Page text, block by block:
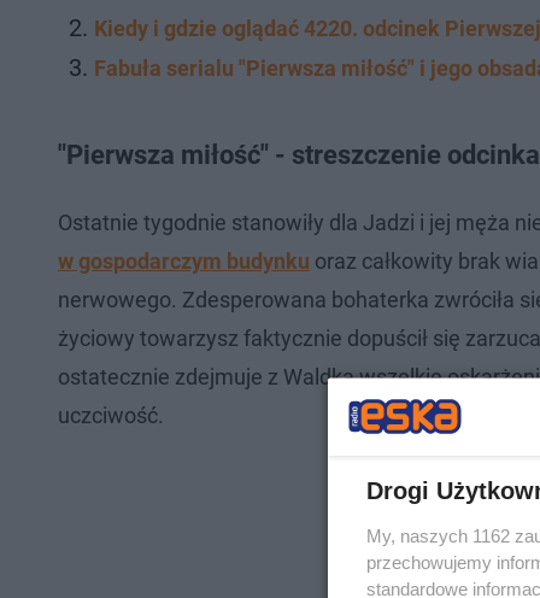
Kiedy i gdzie oglądać 4220. odcinek
Fabuła serialu "Pierwsza miłość" i jego
"Pierwsza miłość" - streszczenie
Ostatnie tygodnie stanowiły dla Jadzi i jej męża
w gospodarczym budynku oraz całkowity brak
nerwowego. Zdesperowana bohaterka zwróciła
życiowy towarzysz faktycznie dopuścił się
ostatecznie zdejmuje z Waldka wszelkie
uczciwość.
Drogi
My, naszych 1162
przechowujemy
standardowe